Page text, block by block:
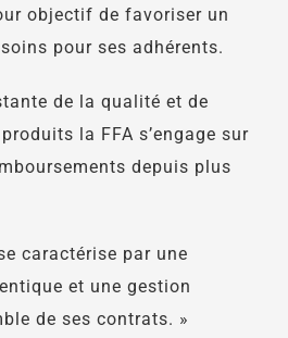
objectif de favoriser un
pour ses adhérents.
de la qualité et de
la FFA s’engage sur
depuis plus
caractérise par une
et une gestion
de ses contrats. »